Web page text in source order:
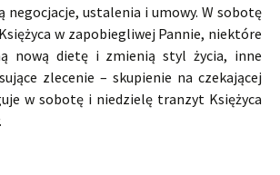
negocjacje, ustalenia i umowy. W sobotę
w zapobiegliwej Pannie, niektóre
nową dietę i zmienią styl życia, inne
zlecenie – skupienie na czekającej
w sobotę i niedzielę tranzyt Księżyca